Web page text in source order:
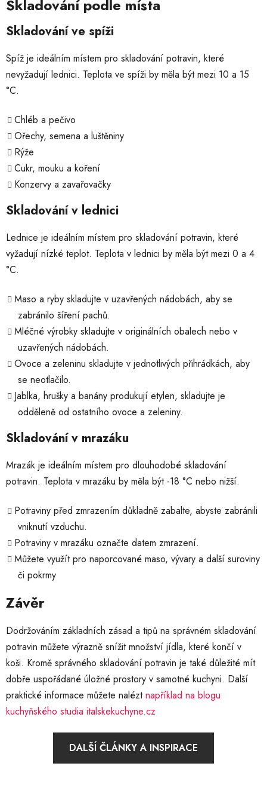
Skladování podle místa
Skladování ve spíži
Spíž je ideálním místem pro skladování potravin, které
nevyžadují lednici. Teplota ve spíži by měla být mezi 10 a 15
°C.
Chléb a pečivo
Ořechy, semena a luštěniny
Rýže
Cukr, mouku a koření
Konzervy a zavařovačky
Skladování v lednici
Lednice je ideálním místem pro skladování potravin, které
vyžadují nízké teplot. Teplota v lednici by měla být mezi 0 a 4
°C.
Maso a ryby skladujte v uzavřených nádobách, aby se
zabránilo šíření pachů.
Mléčné výrobky skladujte v originálních obalech nebo v
uzavřených nádobách.
Ovoce a zeleninu skladujte v jednotlivých přihrádkách, aby
se neotlačilo.
Jablka, hrušky a banány produkují etylen, skladujte je
odděleně od ostatního ovoce a zeleniny.
Skladování v mrazáku
Mrazák je ideálním místem pro dlouhodobé skladování
potravin. Teplota v mrazáku by měla být -18 °C nebo nižší.
Potraviny před zmrazením důkladně zabalte, abyste zabránili
vniknutí vzduchu.
Potraviny v mrazáku označte datem zmrazení.
Můžete využít pro naporcované maso, vývary a další suroviny
či pokrmy
Závěr
Dodržováním základních zásad a tipů na správném skladování
potravin můžete výrazně snížit množství jídla, které končí v
koši. Kromě správného skladování potravin je také důležité mít
dobře uspořádané úložné prostory v samotné kuchyni. Další
praktické informace můžete naléztnapříklad na blogu
kuchyňského studia italskekuchyne.cz
DALŠÍ ČLÁNKY A INSPIRACE